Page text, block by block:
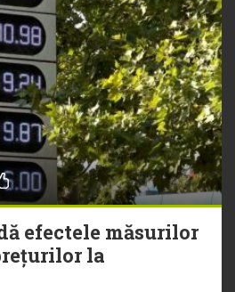
efectele măsurilor
la